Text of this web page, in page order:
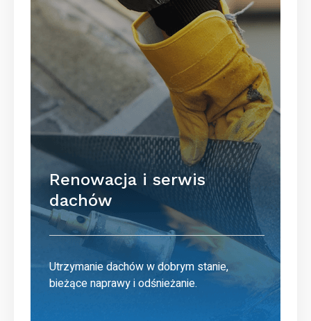
Renowacja i serwis
dachów
Utrzymanie dachów w dobrym stanie,
bieżące naprawy i odśnieżanie.